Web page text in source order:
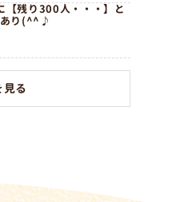
残り300人・・・】と
あり(^^♪
見る